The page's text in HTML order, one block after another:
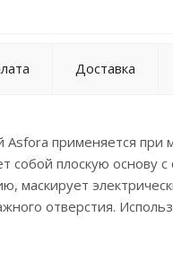
Доставка
применяется
собой плоскую основу
маскирует
отверстия.